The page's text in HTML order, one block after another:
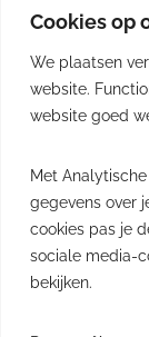
Cookies op
We plaatsen
website.
website goed
Met
gegevens over
cookies pas je
sociale media-
bekijken.
Nieuws
Uw video op
Job plaatsen
Gratis
inzichten uit de
Uitschrijven kan